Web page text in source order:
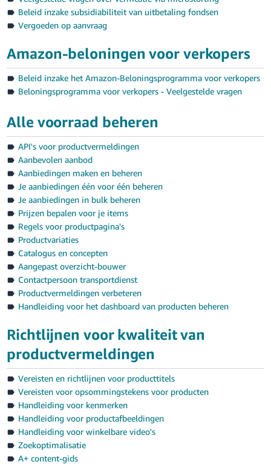
Beleid inzake subsidiabiliteit van uitbetaling fondsen
Vergoeden op aanvraag
Amazon-beloningen voor verkopers
Beleid inzake het Amazon-Beloningsprogramma voor verkopers
Beloningsprogramma voor verkopers - Veelgestelde vragen
Alle voorraad beheren
API's voor productvermeldingen
Aanbevolen aanbod
Aanbiedingen maken en beheren
Je aanbiedingen één voor één beheren
Je aanbiedingen in bulk beheren
Prijzen bepalen voor je items
Regels voor productpagina's
Productvariaties
Catalogus en concepten
Aangepast overzicht-bouwer
Contactpersoon transportdienst
Productvermeldingen verbeteren
Handleiding voor het dashboard van producten beheren
Richtlijnen voor kwaliteit van
productvermeldingen
Vereisten en richtlijnen voor producttitels
Vereisten voor opsommingstekens voor producten
Handleiding voor kenmerken
Handleiding voor productafbeeldingen
Handleiding voor winkelbare video's
Zoekoptimalisatie
A+ content-gids